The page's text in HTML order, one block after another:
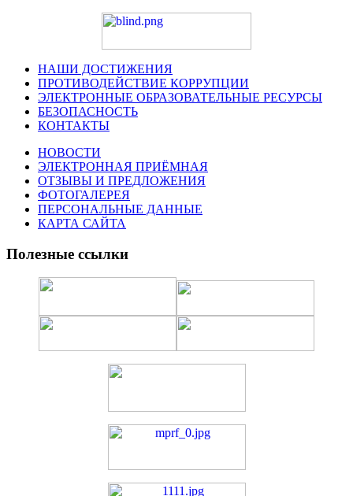
НАШИ ДОСТИЖЕНИЯ
ПРОТИВОДЕЙСТВИЕ КОРРУПЦИИ
ЭЛЕКТРОННЫЕ ОБРАЗОВАТЕЛЬНЫЕ РЕСУРСЫ
БЕЗОПАСНОСТЬ
КОНТАКТЫ
НОВОСТИ
ЭЛЕКТРОННАЯ ПРИЁМНАЯ
ОТЗЫВЫ И ПРЕДЛОЖЕНИЯ
ФОТОГАЛЕРЕЯ
ПЕРСОНАЛЬНЫЕ ДАННЫЕ
КАРТА САЙТА
Полезные ссылки